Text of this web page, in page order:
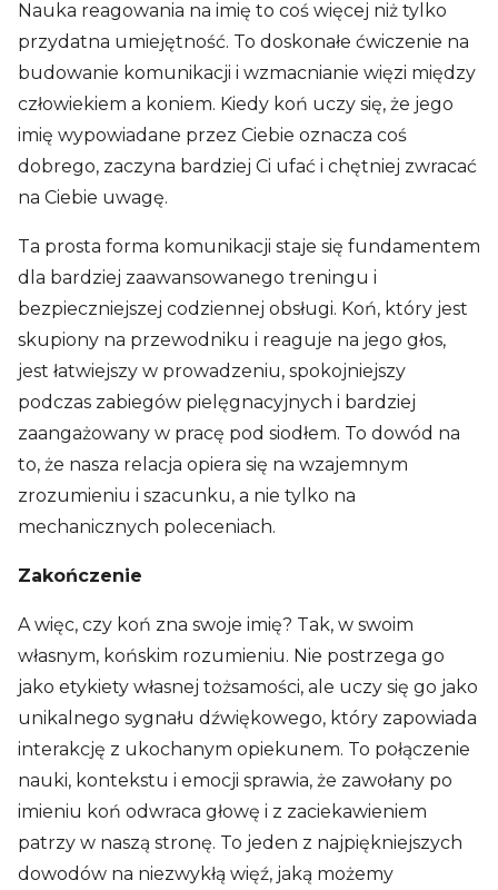
Nauka reagowania na imię to coś więcej niż tylko
przydatna umiejętność. To doskonałe ćwiczenie na
budowanie komunikacji i wzmacnianie więzi między
człowiekiem a koniem. Kiedy koń uczy się, że jego
imię wypowiadane przez Ciebie oznacza coś
dobrego, zaczyna bardziej Ci ufać i chętniej zwracać
na Ciebie uwagę.
Ta prosta forma komunikacji staje się fundamentem
dla bardziej zaawansowanego treningu i
bezpieczniejszej codziennej obsługi. Koń, który jest
skupiony na przewodniku i reaguje na jego głos,
jest łatwiejszy w prowadzeniu, spokojniejszy
podczas zabiegów pielęgnacyjnych i bardziej
zaangażowany w pracę pod siodłem. To dowód na
to, że nasza relacja opiera się na wzajemnym
zrozumieniu i szacunku, a nie tylko na
mechanicznych poleceniach.
Zakończenie
A więc, czy koń zna swoje imię? Tak, w swoim
własnym, końskim rozumieniu. Nie postrzega go
jako etykiety własnej tożsamości, ale uczy się go jako
unikalnego sygnału dźwiękowego, który zapowiada
interakcję z ukochanym opiekunem. To połączenie
nauki, kontekstu i emocji sprawia, że zawołany po
imieniu koń odwraca głowę i z zaciekawieniem
patrzy w naszą stronę. To jeden z najpiękniejszych
dowodów na niezwykłą więź, jaką możemy